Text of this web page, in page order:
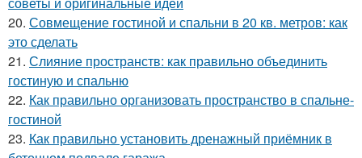
20. Совмещение гостиной и спальни в 20 кв. метров: как
это сделать
21. Слияние пространств: как правильно объединить
гостиную и спальню
22. Как правильно организовать пространство в спальне-
гостиной
23. Как правильно установить дренажный приёмник в